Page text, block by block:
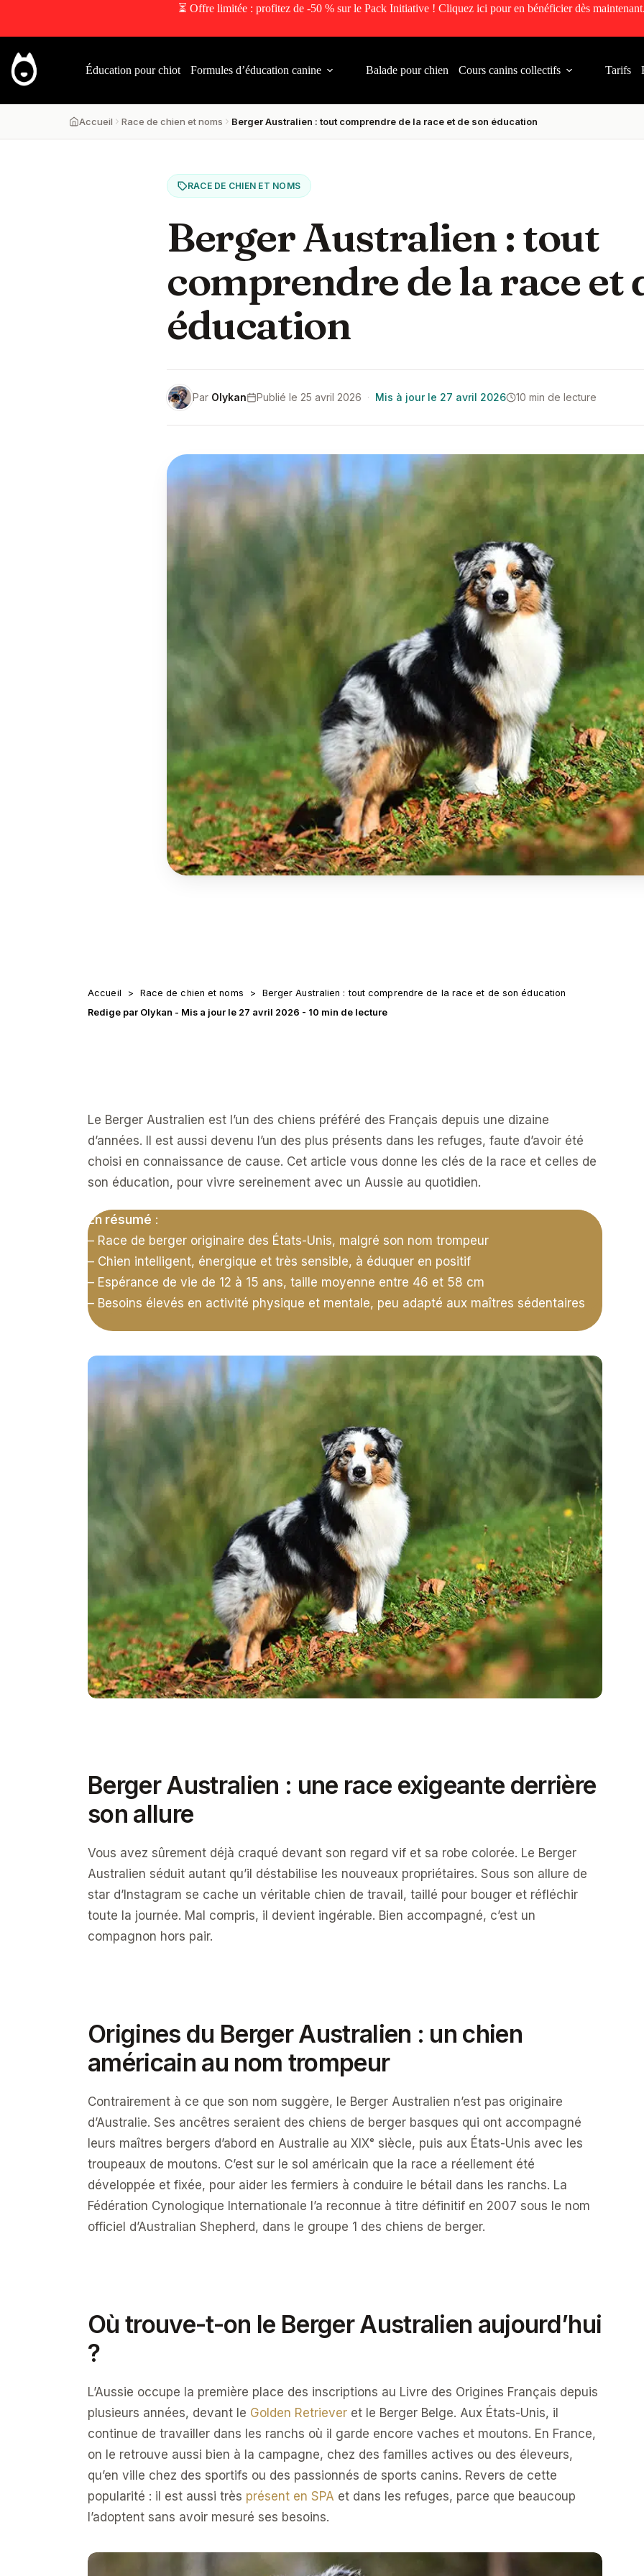
⏳ Offre limitée : profitez de -50 % sur le Pack Initiative ! Cliquez ici pour en bénéficier dès maintenant.
Éducation pour chiot Formules d’éducation canine Balade pour chien Cours canins collectifs Tarifs
Accueil Race de chien et noms Berger Australien : tout comprendre de la race et de son éducation
RACE DE CHIEN ET NOMS
Berger Australien : tout
comprendre de la race et
éducation
Par Olykan Publié le 25 avril 2026 · Mis à jour le 27 avril 2026 10 min de lecture
Accueil > Race de chien et noms >
Berger Australien : tout comprendre de la race et de son éducation
Redige par Olykan - Mis a jour le 27 avril 2026 - 10 min de lecture
Le Berger Australien est l’un des chiens préféré des Français depuis une dizaine
d’années. Il est aussi devenu l’un des plus présents dans les refuges, faute d’avoir été
choisi en connaissance de cause. Cet article vous donne les clés de la race et celles de
son éducation, pour vivre sereinement avec un Aussie au quotidien.
En résumé :
– Race de berger originaire des États-Unis, malgré son nom trompeur
– Chien intelligent, énergique et très sensible, à éduquer en positif
– Espérance de vie de 12 à 15 ans, taille moyenne entre 46 et 58 cm
– Besoins élevés en activité physique et mentale, peu adapté aux maîtres sédentaires
Berger Australien : une race exigeante derrière
son allure
Vous avez sûrement déjà craqué devant son regard vif et sa robe colorée. Le Berger
Australien séduit autant qu’il déstabilise les nouveaux propriétaires. Sous son allure de
star d’Instagram se cache un véritable chien de travail, taillé pour bouger et réfléchir
toute la journée. Mal compris, il devient ingérable. Bien accompagné, c’est un
compagnon hors pair.
Origines du Berger Australien : un chien
américain au nom trompeur
Contrairement à ce que son nom suggère, le Berger Australien n’est pas originaire
d’Australie. Ses ancêtres seraient des chiens de berger basques qui ont accompagné
leurs maîtres bergers d’abord en Australie au XIXᵉ siècle, puis aux États-Unis avec les
troupeaux de moutons. C’est sur le sol américain que la race a réellement été
développée et fixée, pour aider les fermiers à conduire le bétail dans les ranchs. La
Fédération Cynologique Internationale l’a reconnue à titre définitif en 2007 sous le nom
officiel d’Australian Shepherd, dans le groupe 1 des chiens de berger.
Où trouve-t-on le Berger Australien aujourd’hui
?
L’Aussie occupe la première place des inscriptions au Livre des Origines Français depuis
plusieurs années, devant le Golden Retriever et le Berger Belge. Aux États-Unis, il
continue de travailler dans les ranchs où il garde encore vaches et moutons. En France,
on le retrouve aussi bien à la campagne, chez des familles actives ou des éleveurs,
qu’en ville chez des sportifs ou des passionnés de sports canins. Revers de cette
popularité : il est aussi très présent en SPA et dans les refuges, parce que beaucoup
l’adoptent sans avoir mesuré ses besoins.